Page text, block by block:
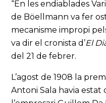
“En les endiablades
de Böellmann va fer
mecanisme impropi
va dir el cronista d’El
del 21 de febrer.
L’agost de 1908 la
Antoni Sala havia